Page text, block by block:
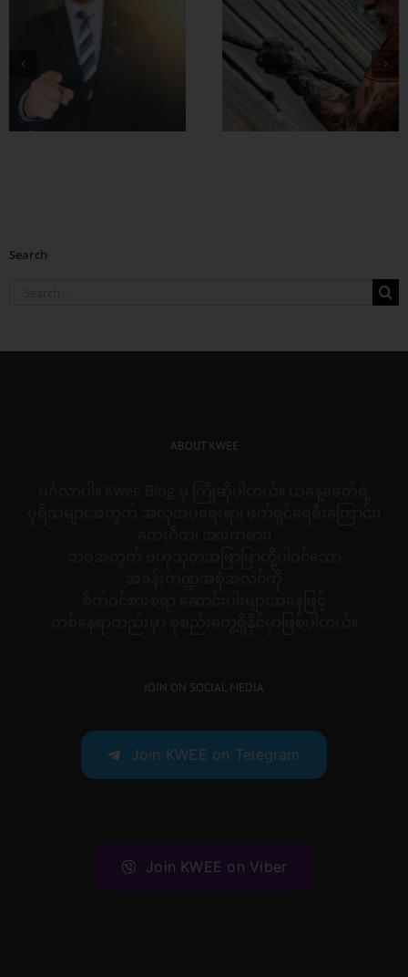
စိတ်မာတဲ့သူတွေက
အရာရာမှာ ခြေတ
Search
ABOUT KWEE
JOIN ON SOCIAL MEDIA
Join KWEE on Telegram
Join KWEE on Viber